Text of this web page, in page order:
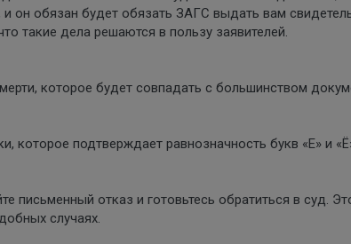
он обязан будет обязать ЗАГС выдать вам
такие дела решаются в пользу заявителей.
которое будет совпадать с большинством
подтверждает равнозначность букв «Е» и
письменный отказ и готовьтесь обратиться в суд.
случаях.